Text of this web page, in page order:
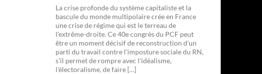
La crise profonde du système capitaliste et la
bascule du monde multipolaire crée en France
une crise de régime qui est le terreau de
l'extrême-droite. Ce 40e congrès du PCF peut
être un moment décisif de reconstruction d'un
parti du travail contre l'imposture sociale du RN,
s'il permet de rompre avec l'idéalisme,
l'électoralisme, de faire […]